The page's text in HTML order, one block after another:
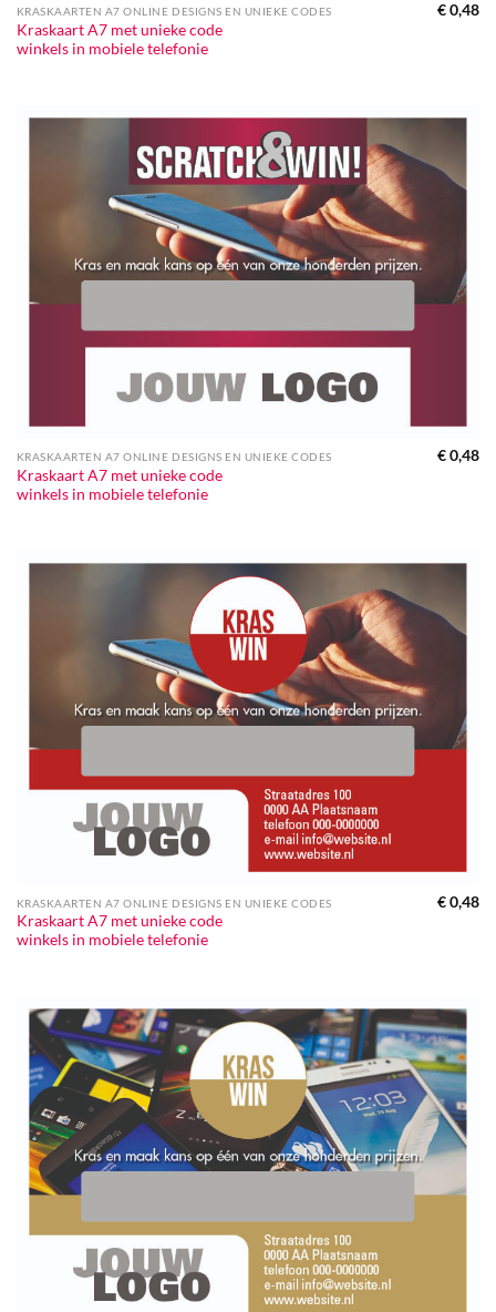
KRASKAARTEN A7 ONLINE DESIGNS EN UNIEKE CODES
Kraskaart A7 met unieke code
winkels in mobiele telefonie
€0,48
KRASKAARTEN A7 ONLINE DESIGNS EN UNIEKE CODES
Kraskaart A7 met unieke code
winkels in mobiele telefonie
€0,48
KRASKAARTEN A7 ONLINE DESIGNS EN UNIEKE CODES
Kraskaart A7 met unieke code
winkels in mobiele telefonie
€0,48